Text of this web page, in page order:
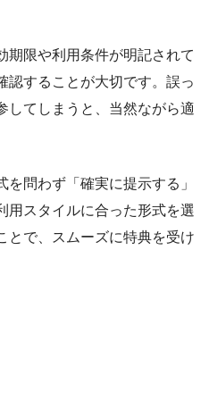
期限や利用条件が明記されて
認することが大切です。誤っ
してしまうと、当然ながら適
問わず「確実に提示する」
用スタイルに合った形式を選
とで、スムーズに特典を受け